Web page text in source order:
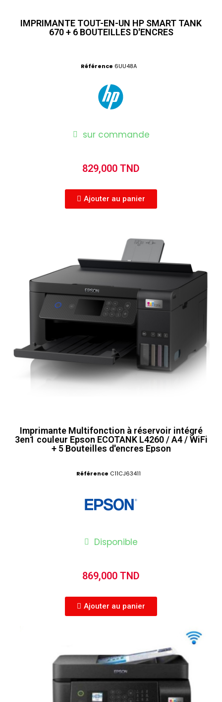
IMPRIMANTE TOUT-EN-UN HP SMART TANK
670 + 6 BOUTEILLES D'ENCRES
Référence 6UU48A
sur commande
829,000 TND
Ajouter au panier
Imprimante Multifonction à réservoir intégré
3en1 couleur Epson ECOTANK L4260 / A4 / WiFi
+ 5 Bouteilles d'encres Epson
Référence C11CJ63411
Disponible
869,000 TND
Ajouter au panier